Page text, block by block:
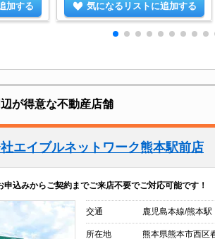
加する 気になるリストに追加する
が得意な不動産店舗
エイブルネットワーク熊本駅前店
申込みからご契約までご来店不要でご対応可能です！
交通 鹿児島本線/熊本駅
所在地 熊本県熊本市西区